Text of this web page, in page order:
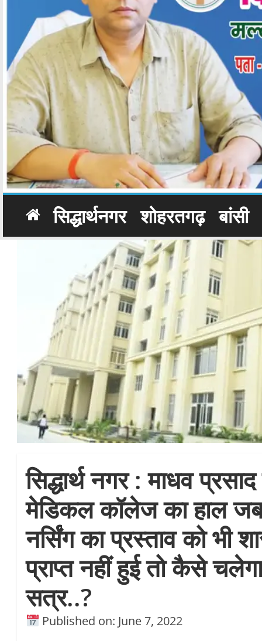
सिद्धार्थनगर शोहरतगढ़ बांसी
सिद्धार्थ नगर : माधव प्रसाद
मेडिकल कॉलेज का हाल जब
नर्सिंग का प्रस्ताव को भी
प्राप्त नहीं हुई तो कैसे
सत्र..?
Published on: June 7, 2022